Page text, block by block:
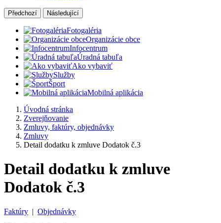
Předchozí Následující
Fotogaléria
Organizácie obce
Infocentrum
Úradná tabuľa
Ako vybaviť
Služby
Šport
Mobilná aplikácia
Úvodná stránka
Zverejňovanie
Zmluvy, faktúry, objednávky
Zmluvy
Detail dodatku k zmluve Dodatok č.3
Detail dodatku k zmluve
Dodatok č.3
Faktúry | Objednávky